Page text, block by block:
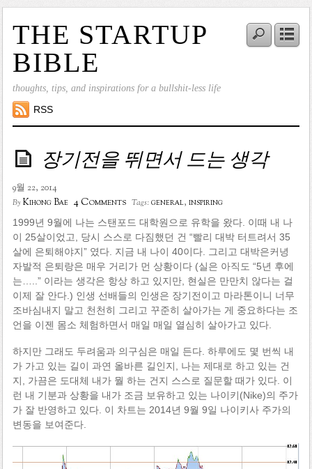
THE STARTUP
BIBLE
thoughts, tips, and inspirations for a bullshit-less life
RSS
장기전을 뛰면서 드는 생각
9월 22, 2014
ByKihong Bae 4 Comments Tags:general, inspiring
1999년 9월에 나는 스탠포드 대학원으로 유학을 왔다. 이때 내 나
이 25살이었고, 당시 스스로 다짐했던 건 “빨리 대박 터트려서 35
살에 은퇴해야지” 였다. 지금 내 나이 40이다. 그리고 대박은커녕
자발적 은퇴랑은 매우 거리가 먼 상황이다 (실은 아직도 “5년 후에
는…..” 이라는 생각은 항상 하고 있지만, 현실은 만만치 않다는 걸
이제 잘 안다.) 인생 선배들의 인생은 장기전이고 마라톤이니 너무
조바심내지 말고 천천히 그리고 꾸준히 살아가는 게 중요하다는 조
언을 이젠 몸소 체험하면서 매일 매일 열심히 살아가고 있다.
하지만 그래도 두려움과 의구심은 매일 든다. 하루에도 몇 번씩 내
가 가고 있는 길이 과연 올바른 길인지, 나는 제대로 하고 있는 건
지, 가끔은 도대체 내가 뭘 하는 건지 스스로 질문할 때가 있다. 이
런 내 기분과 상황을 내가 조금 보유하고 있는 나이키(Nike)의 주가
가 잘 반영하고 있다. 이 차트는 2014년 9월 9일 나이키사 주가의
변동을 보여준다.